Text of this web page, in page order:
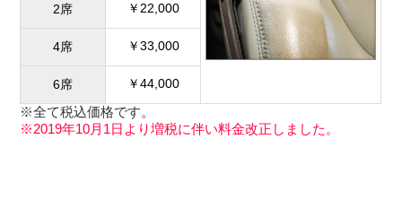
2席 ￥22,000
4席 ￥33,000
6席 ￥44,000
※全て税込価格です。
※2019年10月1日より増税に伴い料金改正しました。